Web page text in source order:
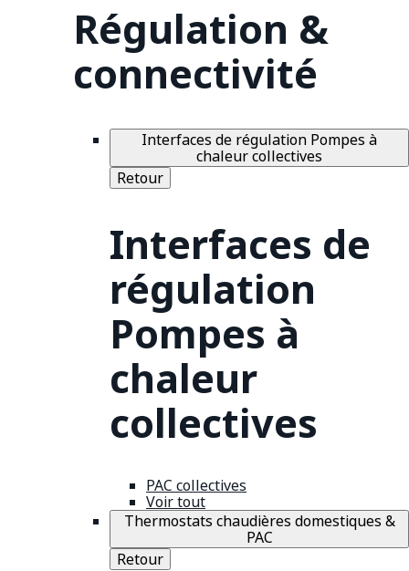
Régulation &
connectivité
Interfaces de régulation Pompes à
chaleur collectives
Retour
Interfaces de
régulation
Pompes à
chaleur
collectives
PAC collectives
Voir tout
Thermostats chaudières domestiques &
PAC
Retour